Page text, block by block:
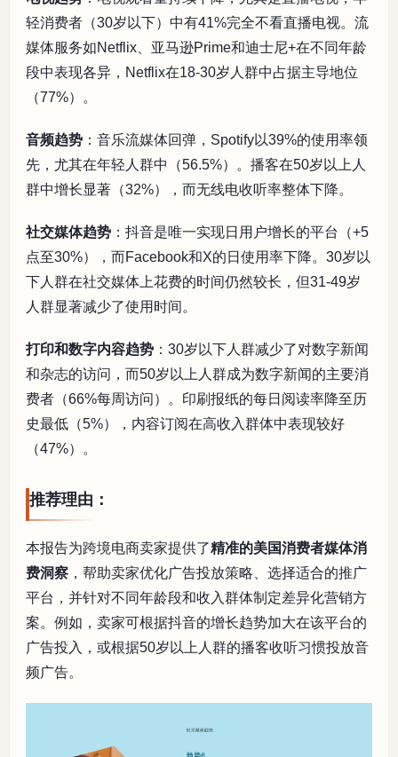
轻消费者（30岁以下）中有41%完全不看直播电视。流
媒体服务如Netflix、亚马逊Prime和迪士尼+在不同年龄
段中表现各异，Netflix在18-30岁人群中占据主导地位
（77%）。
音频趋势 ：音乐流媒体回弹，Spotify以39%的使用率领
先，尤其在年轻人群中（56.5%）。播客在50岁以上人
群中增长显著（32%），而无线电收听率整体下降。
社交媒体趋势 ：抖音是唯一实现日用户增长的平台（+5
点至30%），而Facebook和X的日使用率下降。30岁以
下人群在社交媒体上花费的时间仍然较长，但31-49岁
人群显著减少了使用时间。
打印和数字内容趋势 ：30岁以下人群减少了对数字新闻
和杂志的访问，而50岁以上人群成为数字新闻的主要消
费者（66%每周访问）。印刷报纸的每日阅读率降至历
史最低（5%），内容订阅在高收入群体中表现较好
（47%）。
推荐理由：
本报告为跨境电商卖家提供了精准的美国消费者媒体消
费洞察 ，帮助卖家优化广告投放策略、选择适合的推广
平台，并针对不同年龄段和收入群体制定差异化营销方
案。例如，卖家可根据抖音的增长趋势加大在该平台的
广告投入，或根据50岁以上人群的播客收听习惯投放音
频广告。